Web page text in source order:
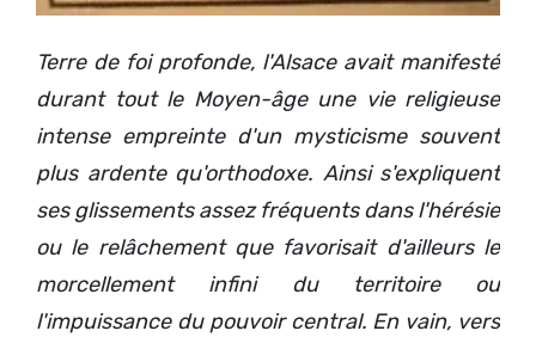
Terre de foi profonde, l'Alsace avait manifesté
durant tout le Moyen-âge une vie religieuse
intense empreinte d'un mysticisme souvent
plus ardente qu'orthodoxe. Ainsi s'expliquent
ses glissements assez fréquents dans l'hérésie
ou le relâchement que favorisait d'ailleurs le
morcellement infini du territoire ou
l'impuissance du pouvoir central. En vain, vers